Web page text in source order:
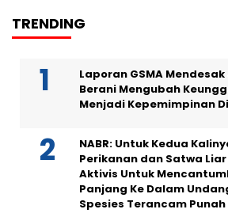
TRENDING
Laporan GSMA
Berani Mengubah
Menjadi Kepemimpinan
NABR: Untuk Kedua
Perikanan dan Satwa
Aktivis Untuk
Panjang Ke Dalam
Spesies Terancam Punah